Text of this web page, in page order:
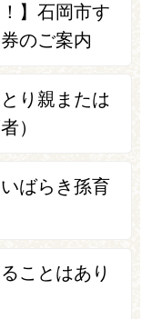
】石岡市す
のご案内
り親または
）
ばらき孫育
ことはあり